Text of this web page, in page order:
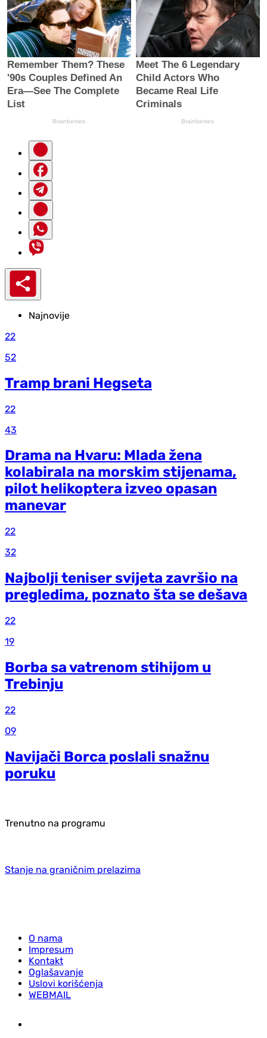
Najnovije
22
52
Tramp brani Hegseta
22
43
Drama na Hvaru: Mlada žena
kolabirala na morskim stijenama,
pilot helikoptera izveo opasan
manevar
22
32
Najbolji teniser svijeta završio na
pregledima, poznato šta se dešava
22
19
Borba sa vatrenom stihijom u
Trebinju
22
09
Navijači Borca poslali snažnu
poruku
Trenutno na programu
Stanje na graničnim prelazima
O nama
Impresum
Kontakt
Oglašavanje
Uslovi korišćenja
WEBMAIL